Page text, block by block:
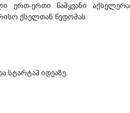
ერთ-ერთი წამყვანი
ქსელთან წვდომას.
სტარტაპ იდეაზე.